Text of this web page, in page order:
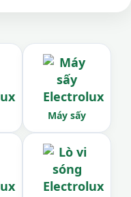
Máy sấy